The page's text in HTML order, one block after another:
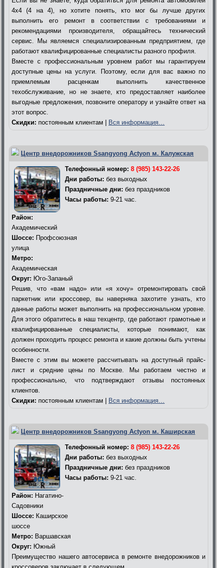
4х4 (4 на 4), но хотите понять, кто мог бы лучше других
выполнить его ремонт в соответствии с требованиями и
рекомендациями производителя, обращайтесь технический
сервис. Мы являемся специализированным предприятием, где
работают квалифицированные специалисты разного профиля.
Вместе с профессиональным уровнем работ мы гарантируем
доступные цены на услуги. Поэтому, если для вас важно по
приемлемым расценкам выполнить качественное
техобслуживание, но не знаете, кто предоставляет наиболее
выгодные предложения, позвоните оператору и узнайте ответ на
этот вопрос.
Скидки: постоянным клиентам | Вся информация…
Центр внедорожников Ssangyong Actyon м. Калужская
Телефонный номер: 8 (985) 143-22-26
Дни работы: без выходных
Праздничные дни: без праздников
Часы работы: 9-21 час.
Район:
Академический
Шоссе: Профсоюзная
улица
Метро:
Академическая
Округ: Юго-Запаный
Решив, что «вам надо» или «я хочу» отремонтировать свой
паркетник или кроссовер, вы наверняка захотите узнать, кто
данные работы может выполнить на профессиональном уровне.
Для этого обратитесь в наш техцентр, где работают грамотные и
квалифицированные специалисты, которые понимают, как
должен проходить процесс ремонта и какие должны быть учтены
особенности.
Вместе с этим вы можете рассчитывать на доступный прайс-
лист и средние цены по Москве. Мы работаем честно и
профессионально, что подтверждают отзывы постоянных
клиентов.
Скидки: постоянным клиентам | Вся информация…
Центр внедорожников Ssangyong Actyon м. Каширская
Телефонный номер: 8 (985) 143-22-26
Дни работы: без выходных
Праздничные дни: без праздников
Часы работы: 9-21 час.
Район: Нагатино-
Садовники
Шоссе: Каширское
шоссе
Метро: Варшавская
Округ: Южный
Преимущество нашего автосервиса в ремонте внедорожников и